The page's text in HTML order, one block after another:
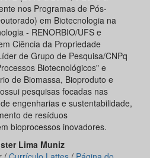
nos Programas de Pós-
em Biotecnologia na
- RENORBIO/UFS e
Ciência da Propriedade
de Grupo de Pesquisa/CNPq
Biotecnológicos" e
de Biomassa, Bioproduto e
pesquisas focadas nas
engenharias e sustentabilidade,
de resíduos
bioprocessos inovadores.
Lima Muniz